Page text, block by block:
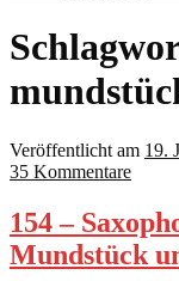
Veröffentlicht am 19.
35 Kommentare
154 –
Mundstück